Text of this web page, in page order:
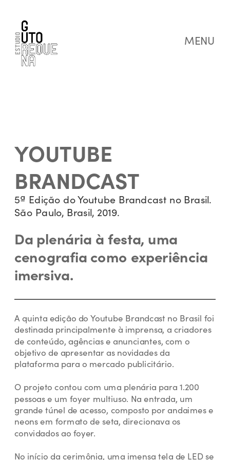
YOUTUBE
BRANDCAST
5ª Edição do Youtube Brandcast no Brasil.
São Paulo, Brasil, 2019.
.
Da plenária à festa, uma
cenografia como experiência
imersiva.
A quinta edição do Youtube Brandcast no Brasil foi
destinada principalmente à imprensa, a criadores
de conteúdo, agências e anunciantes, com o
objetivo de apresentar as novidades da
plataforma para o mercado publicitário.
O projeto contou com uma plenária para 1.200
pessoas e um foyer multiuso. Na entrada, um
grande túnel de acesso, composto por andaimes e
neons em formato de seta, direcionava os
convidados ao foyer.
No início da cerimônia, uma imensa tela de LED se
MENU